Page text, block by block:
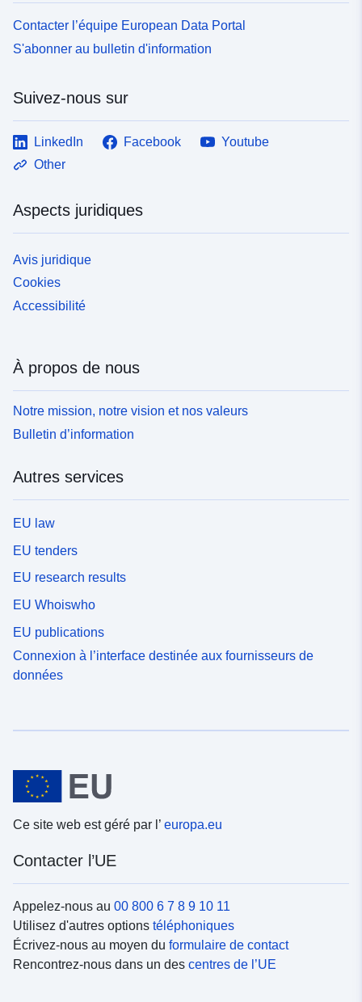
Contacter l’équipe European Data Portal
S'abonner au bulletin d'information
Suivez-nous sur
LinkedIn Facebook
Youtube
Other
Aspects juridiques
Avis juridique
Cookies
Accessibilité
À propos de nous
Notre mission, notre vision et nos valeurs
Bulletin d’information
Autres services
EU law
EU tenders
EU research results
EU Whoiswho
EU publications
Connexion à l’interface destinée aux fournisseurs de
données
Ce site web est géré par l’ europa.eu
Contacter l’UE
Appelez-nous au 00 800 6 7 8 9 10 11
Utilisez d'autres options téléphoniques
Écrivez-nous au moyen du formulaire de contact
Rencontrez-nous dans un des centres de l’UE